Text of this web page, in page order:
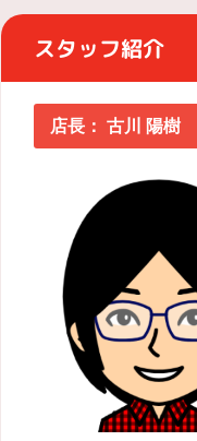
スタッフ紹介
店長： 古川 陽樹